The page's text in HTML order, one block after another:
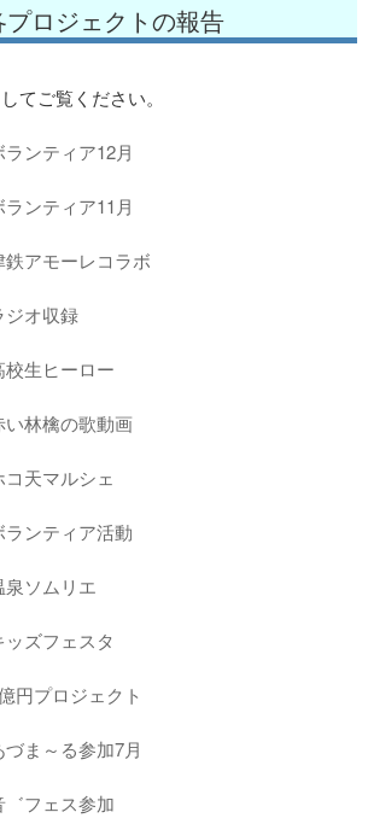
ロジェクトの報告
てご覧ください。
ンティア12月
ンティア11月
アモーレコラボ
オ収録
生ヒーロー
林檎の歌動画
天マルシェ
ンティア活動
ソムリエ
ズフェスタ
円プロジェクト
ま～る参加7月
フェス参加